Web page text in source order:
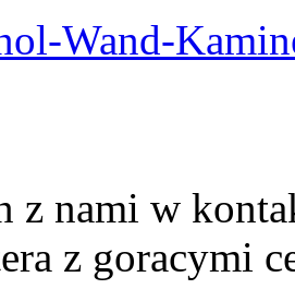
Wand-
z nami w
z goracymi